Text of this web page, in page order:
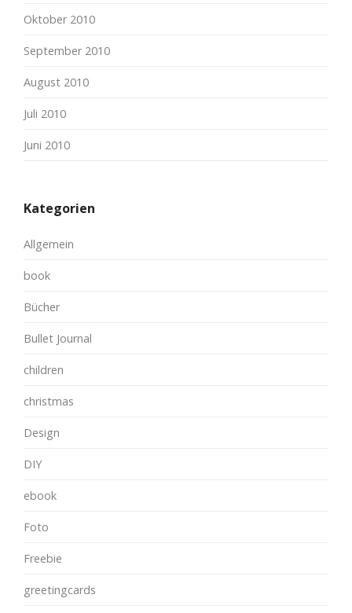
Oktober 2010
September 2010
August 2010
Juli 2010
Juni 2010
Kategorien
Allgemein
book
Bücher
Bullet Journal
children
christmas
Design
DIY
ebook
Foto
Freebie
greetingcards